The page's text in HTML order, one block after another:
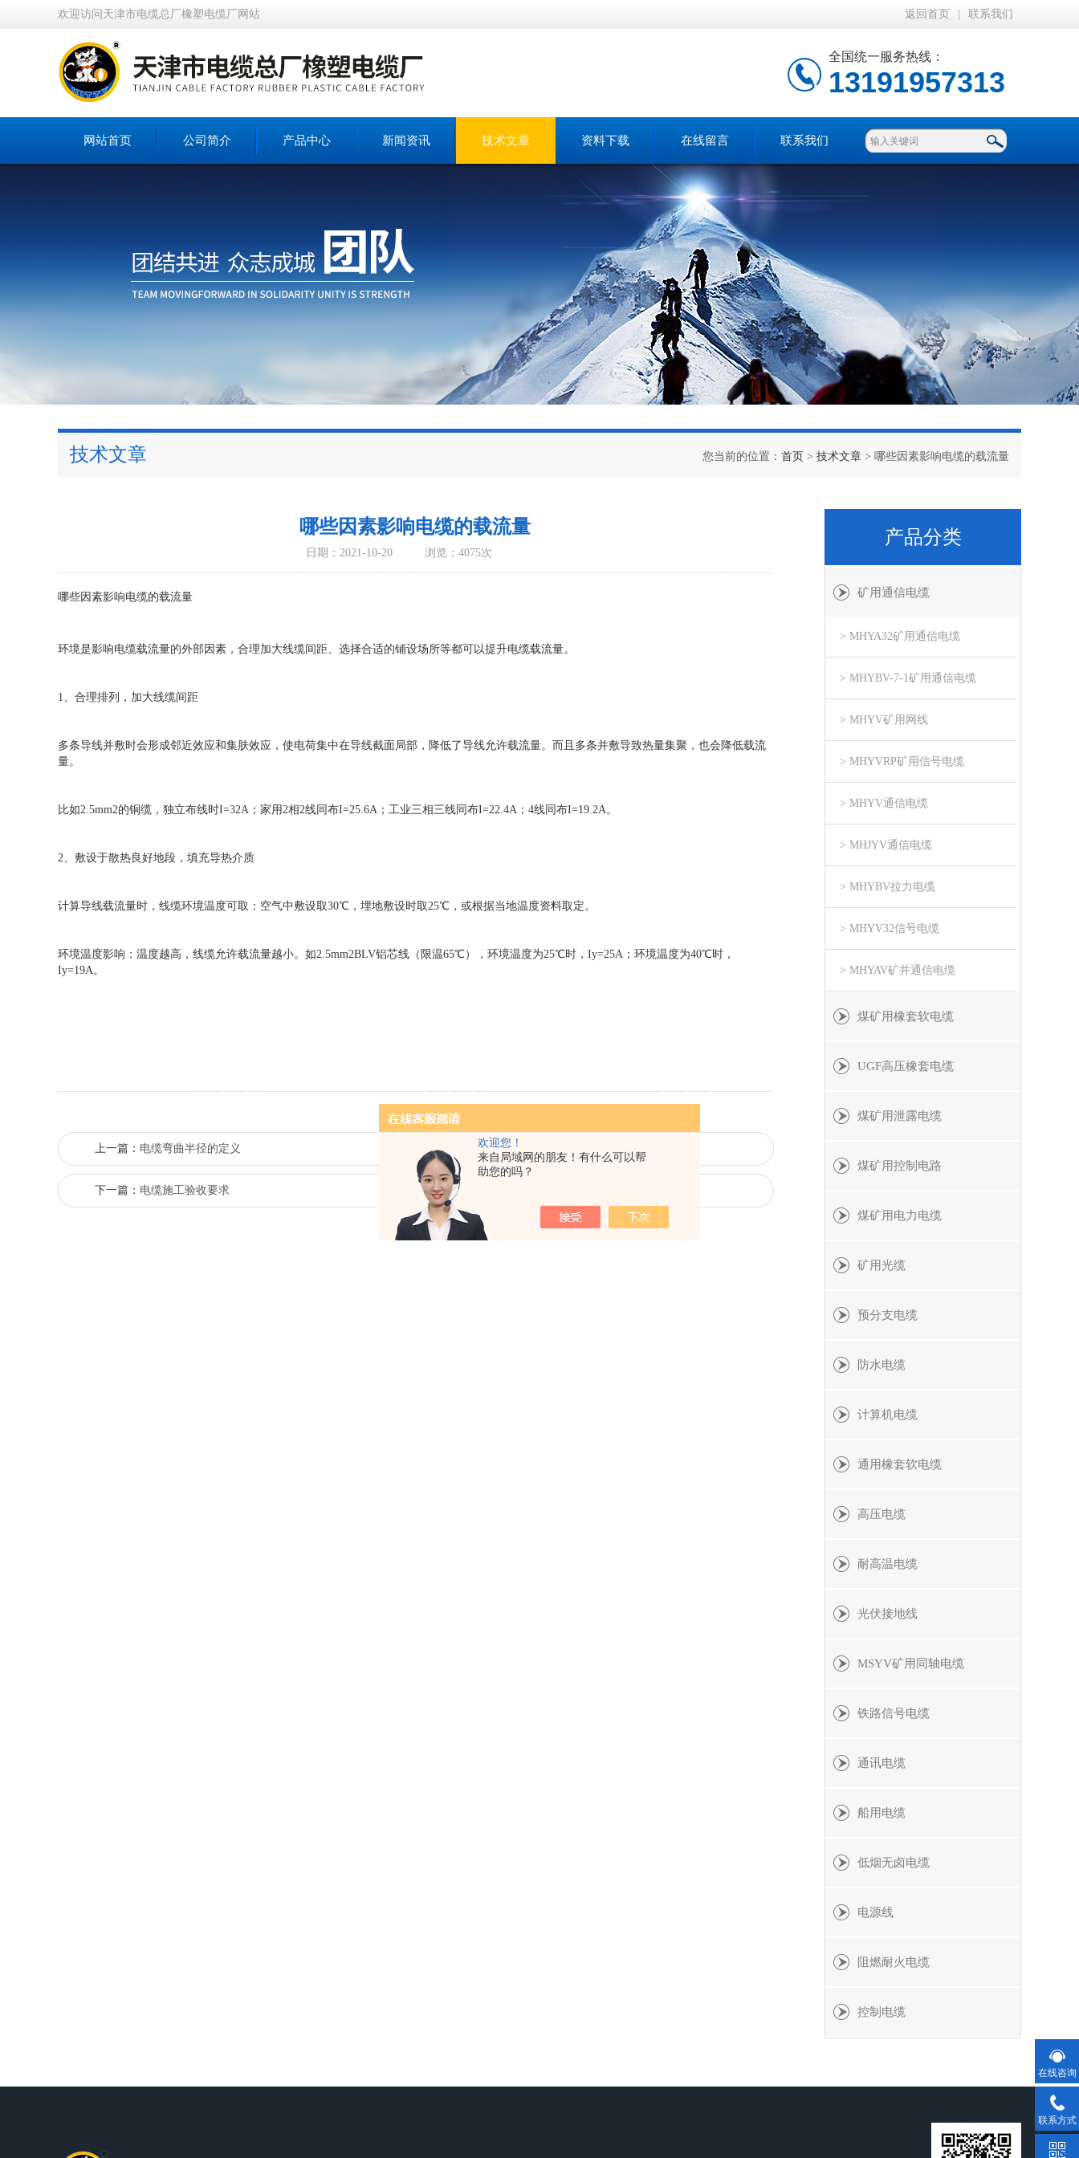
欢迎您！
来自局域网的朋友！有什么可以帮
助您的吗？
欢迎访问天津市电缆总厂橡塑电缆厂网站 返回首页 联系我们
全国统一服务热线：
13191957313
网站首页 公司简介 产品中心 新闻资讯 技术文章 资料下载 在线留言 联系我们
技术文章 您当前的位置： 首页 > 技术文章 > 哪些因素影响电缆的载流量
哪些因素影响电缆的载流量
日期：2021-10-20 浏览：4075次
哪些因素影响电缆的载流量
环境是影响电缆载流量的外部因素，合理加大线缆间距、选择合适的铺设场所等都可以提升电缆载流量。
1、合理排列，加大线缆间距
多条导线并敷时会形成邻近效应和集肤效应，使电荷集中在导线截面局部，降低了导线允许载流量。而且多条并敷导致热量集聚，也会降低载流
量。
比如2.5mm2的铜缆，独立布线时I=32A；家用2相2线同布I=25.6A；工业三相三线同布I=22.4A；4线同布I=19.2A。
2、敷设于散热良好地段，填充导热介质
计算导线载流量时，线缆环境温度可取：空气中敷设取30℃，埋地敷设时取25℃，或根据当地温度资料取定。
环境温度影响：温度越高，线缆允许载流量越小。如2.5mm2BLV铝芯线（限温65℃），环境温度为25℃时，Iy=25A；环境温度为40℃时，
Iy=19A。
上一篇： 电缆弯曲半径的定义
下一篇： 电缆施工验收要求
产品分类
矿用通信电缆
> MHYA32矿用通信电缆
> MHYBV-7-1矿用通信电缆
> MHYV矿用网线
> MHYVRP矿用信号电缆
> MHYV通信电缆
> MHJYV通信电缆
> MHYBV拉力电缆
> MHYV32信号电缆
> MHYAV矿井通信电缆
煤矿用橡套软电缆
UGF高压橡套电缆
煤矿用泄露电缆
煤矿用控制电路
煤矿用电力电缆
矿用光缆
预分支电缆
防水电缆
计算机电缆
通用橡套软电缆
高压电缆
耐高温电缆
光伏接地线
MSYV矿用同轴电缆
铁路信号电缆
通讯电缆
船用电缆
低烟无卤电缆
电源线
阻燃耐火电缆
控制电缆
在线咨询
联系方式